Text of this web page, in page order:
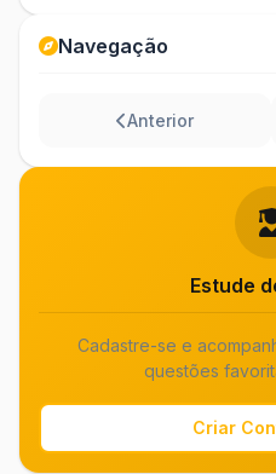
Navegação
Anterior
Estude
Cadastre-se e
questões
Criar